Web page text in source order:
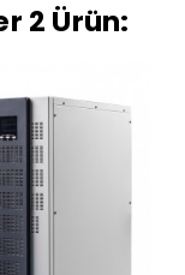
2 Ürün: